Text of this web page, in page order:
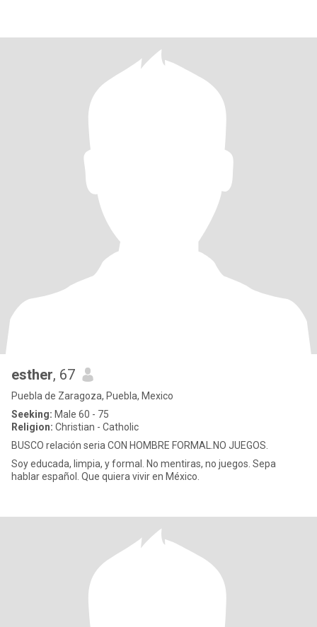
esther, 67
Puebla de Zaragoza, Puebla, Mexico
Seeking: Male 60 - 75
Religion: Christian - Catholic
BUSCO relación seria CON HOMBRE FORMAL.NO JUEGOS.
Soy educada, limpia, y formal. No mentiras, no juegos. Sepa
hablar español. Que quiera vivir en México.